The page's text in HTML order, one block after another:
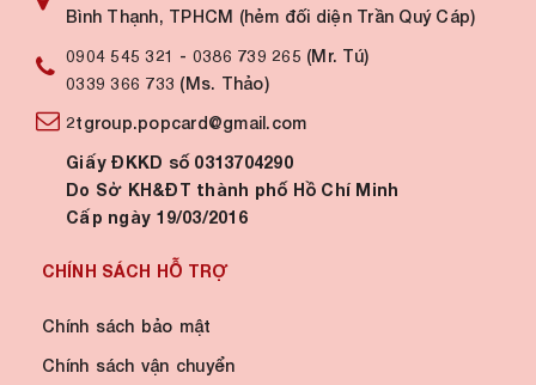
Bình Thạnh, TPHCM (hẻm đối diện Trần Quý Cáp)
0904 545 321 - 0386 739 265 (Mr. Tú)
0339 366 733 (Ms. Thảo)
2tgroup.popcard@gmail.com
Giấy ĐKKD số 0313704290
Do Sở KH&ĐT thành phố Hồ Chí Minh
Cấp ngày 19/03/2016
CHÍNH SÁCH HỖ TRỢ
Chính sách bảo mật
Chính sách vận chuyển